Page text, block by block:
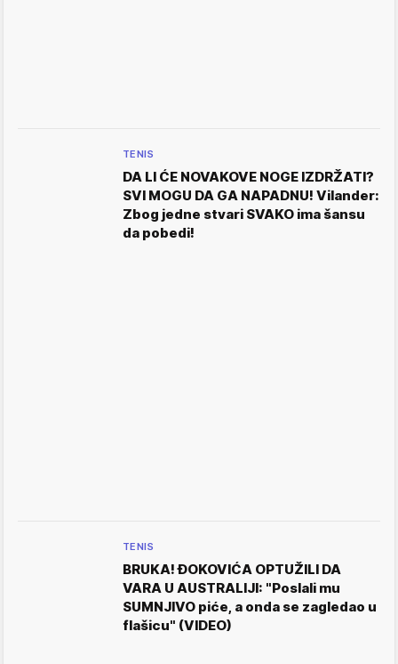
TENIS
DA LI ĆE NOVAKOVE NOGE IZDRŽATI?
SVI MOGU DA GA NAPADNU! Vilander:
Zbog jedne stvari SVAKO ima šansu
da pobedi!
TENIS
BRUKA! ĐOKOVIĆA OPTUŽILI DA
VARA U AUSTRALIJI: "Poslali mu
SUMNJIVO piće, a onda se zagledao u
flašicu" (VIDEO)